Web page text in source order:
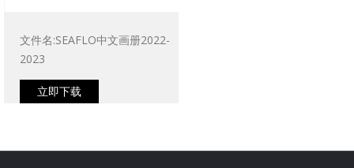
文件名:SEAFLO中文画册2022-
2023
立即下载